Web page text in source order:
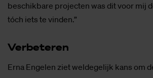
beschikbare projecten was dit voor mij
tóch iets te vinden.”
Ver­be­te­ren
Erna Engelen ziet weldegelijk kans om